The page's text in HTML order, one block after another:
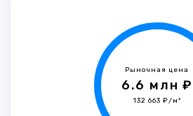
Рыночная цена
6.6 млн ₽
132 663 ₽/м²